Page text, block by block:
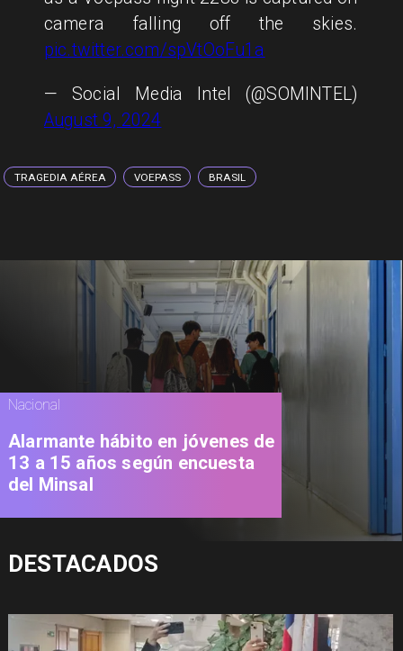
camera falling off the skies.
pic.twitter.com/spVtOoFu1a
— Social Media Intel (@SOMINTEL)
August 9, 2024
TRAGEDIA AÉREA VOEPASS BRASIL
Nacional
Alarmante hábito en jóvenes de
13 a 15 años según encuesta
del Minsal
DESTACADOS